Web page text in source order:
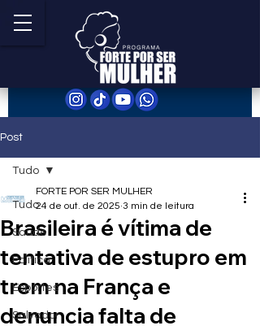
Post
Tudo
Saúde
Política
Esportes
Salvador
Tudo
Brasileira é vítima de
tentativa de estupro em
trem na França e
denuncia falta de
FORTE POR SER MULHER
24 de out. de 2025 3 min de leitura